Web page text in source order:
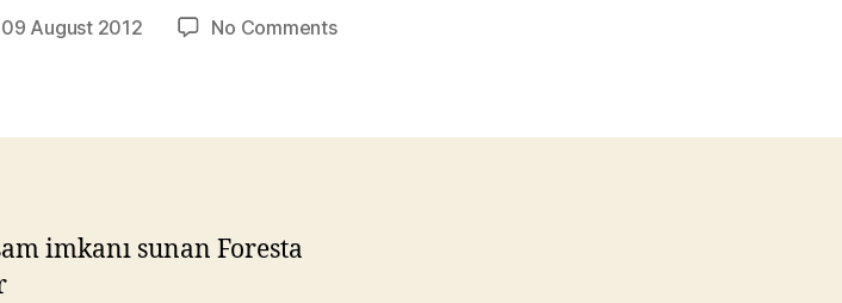
09 August 2012 No Commentson
Göçüyor
imkanı sunan Foresta